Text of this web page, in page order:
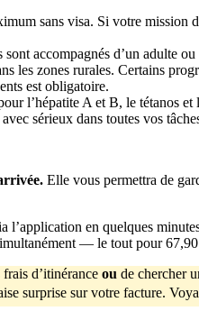
sans visa. Si votre
accompagnés d’un adulte
les zones rurales. Certains
est obligatoire.
l’hépatite A et B, le tétanos
sérieux dans toutes vos
Elle vous permettra de
en quelques
— le tout pour
d’itinérance ou de chercher
surprise sur votre facture.